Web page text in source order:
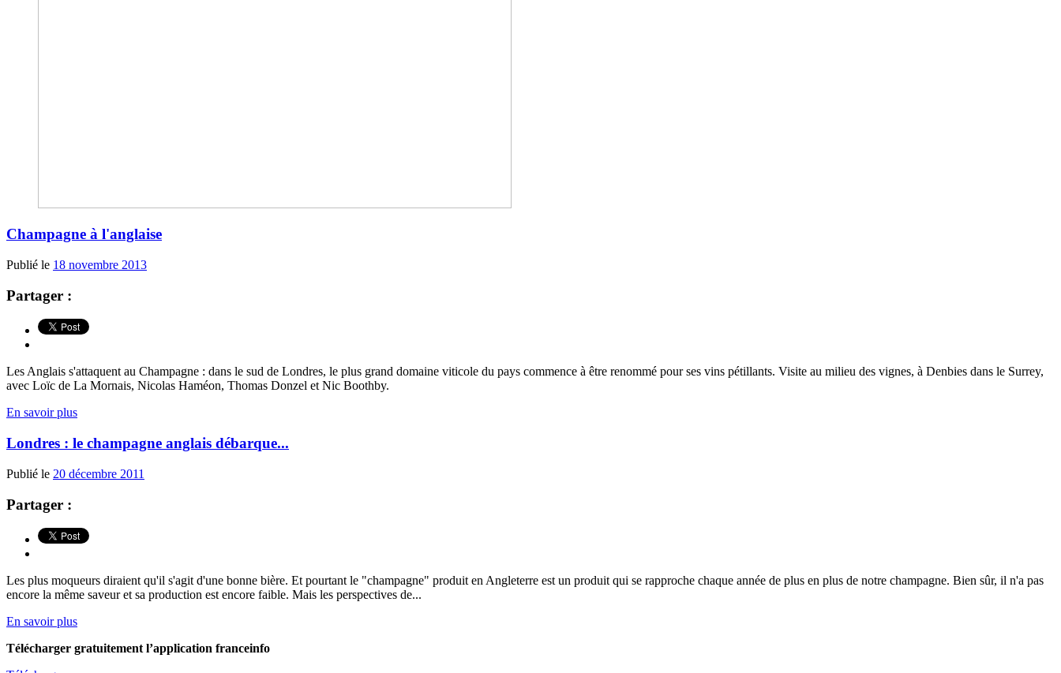
Champagne à l'anglaise
Publié le 18 novembre 2013
Partager :
Les Anglais s'attaquent au Champagne : dans le sud de Londres, le plus grand domaine viticole du pays commence à être renommé pour ses vins pétillants. Visite au milieu des vignes, à Denbies dans le Surrey,
avec Loïc de La Mornais, Nicolas Haméon, Thomas Donzel et Nic Boothby.
En savoir plus
Londres : le champagne anglais débarque...
Publié le 20 décembre 2011
Partager :
Les plus moqueurs diraient qu'il s'agit d'une bonne bière. Et pourtant le "champagne" produit en Angleterre est un produit qui se rapproche chaque année de plus en plus de notre champagne. Bien sûr, il n'a pas
encore la même saveur et sa production est encore faible. Mais les perspectives de...
En savoir plus
Télécharger gratuitement l’application franceinfo